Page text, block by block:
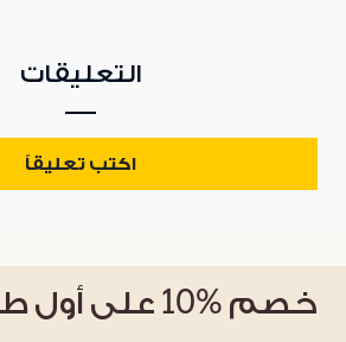
التعليقات
اكتب تعليقاً
خصم %10 على أول